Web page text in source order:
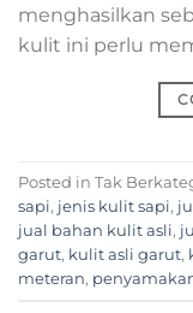
menghasilkan
kulit ini perlu
Posted in Tak
sapi, jenis kulit sapi,
jual bahan kulit asli,
garut, kulit asli garut,
meteran,